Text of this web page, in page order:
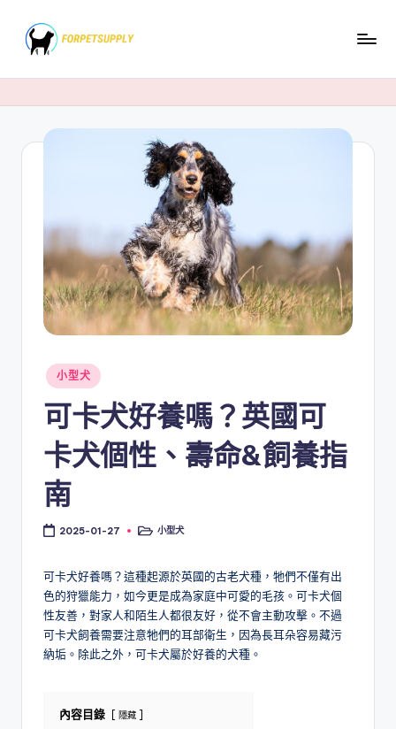
content
Posted
in
小型犬
可卡犬好養嗎？英國可
卡犬個性、壽命&飼養指
南
2025-01-27
Posted小型犬
可卡犬好養嗎？這種起源於英國的古老犬種，牠們不僅有出
色的狩獵能力，如今更是成為家庭中可愛的毛孩。可卡犬個
性友善，對家人和陌生人都很友好，從不會主動攻擊。不過
可卡犬飼養需要注意牠們的耳部衛生，因為長耳朵容易藏污
納垢。除此之外，可卡犬屬於好養的犬種。
內容目錄 隱藏